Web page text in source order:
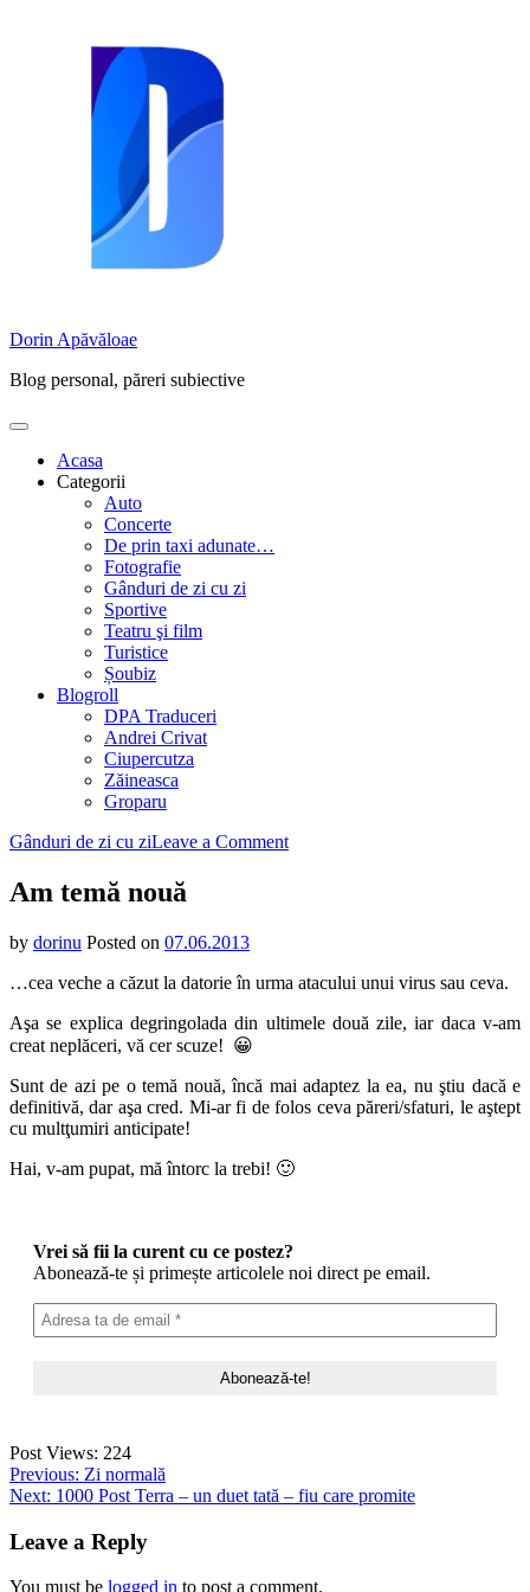
Dorin Apăvăloae
Blog personal, păreri subiective
Acasa
Categorii
Auto
Concerte
De prin taxi adunate…
Fotografie
Gânduri de zi cu zi
Sportive
Teatru şi film
Turistice
Șoubiz
Blogroll
DPA Traduceri
Andrei Crivat
Ciupercutza
Zăineasca
Groparu
Gânduri de zi cu ziLeave a Commenton
Am temă nouă
by dorinu Posted on 07.06.2013
…cea veche a căzut la datorie în urma atacului unui virus sau ceva.
Aşa se explica degringolada din ultimele două zile, iar daca v-am
creat neplăceri, vă cer scuze! 😀
Sunt de azi pe o temă nouă, încă mai adaptez la ea, nu ştiu dacă e
definitivă, dar aşa cred. Mi-ar fi de folos ceva păreri/sfaturi, le aştept
cu multţumiri anticipate!
Hai, v-am pupat, mă întorc la trebi! 🙂
Vrei să fii la curent cu ce postez?
Abonează-te și primește articolele noi direct pe email.
Post Views: 224
Post
navigation
Previous: Zi normală
Next: 1000 Post Terra – un duet tată – fiu care promite
Leave a Reply
You must be logged in to post a comment.